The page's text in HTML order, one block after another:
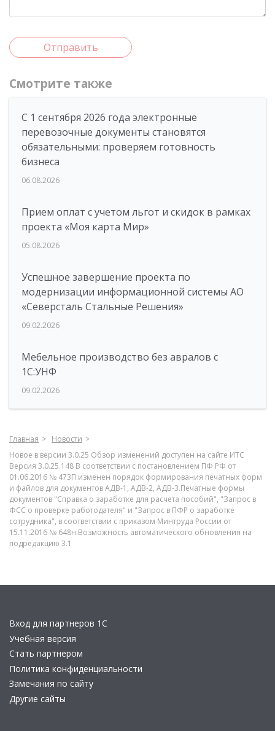
Отправить
Смотрите также
С 1 сентября 2026 года электронные
перевозочные документы становятся
обязательными: проверяем готовность
бизнеса
06.08.2026
Прием оплат с учетом льгот и скидок в рамках
проекта «Моя карта Мир»
05.08.2026
Успешное завершение проекта по
модернизации информационной системы АО
«Северсталь Стальные Решения»
09.02.2026
Мебельное производство без авралов с
1С:УНФ
09.02.2026
Главная
Новости
Новое в версии 3.0.25 Обзор изменений доступен на сайте ИТС
Версия 3.0.25.148 В соответствии с постановлением ПФ РФ от
01.06.2016 № 473П изменен порядок формирования печатных форм
и файлов для документов АДВ-1, АДВ-2, АДВ-3.Печатные формы
документов "Справка о заработке для расчета пособий", "Запрос в
ФСС о проверке работодателя" и "Запрос в ПФР о заработке
сотрудника", в соответствии с приказом Минтруда России от
15.11.2016 № 648н.Возможность автоматического обновления на
подредакцию 3.1
Вход для партнеров 1С
Учебная версия
Стать партнером
Политика конфиденциальности
Замечания по сайту
Другие сайты